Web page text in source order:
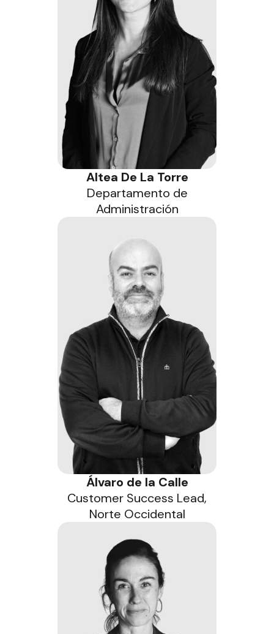
Altea De La Torre
Departamento de
Administración
Álvaro de la Calle
Customer Success Lead,
Norte Occidental